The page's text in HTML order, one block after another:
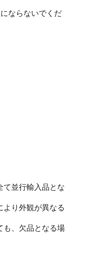
ならないでくだ
て並行輸入品とな
り外観が異なる
も、欠品となる場